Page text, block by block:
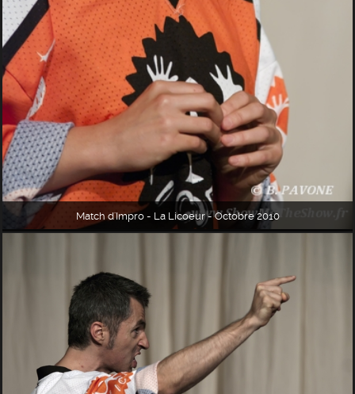
Match d'Impro - La Licoeur - Octobre 2010